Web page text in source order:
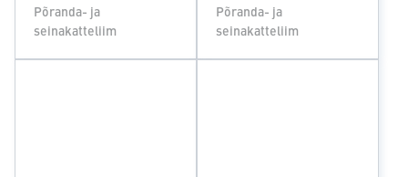
Põranda- ja
seinakatteliim
Põranda- ja
seinakatteliim